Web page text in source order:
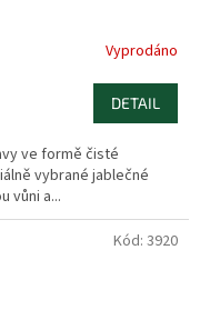
Vyprodáno
DETAIL
ve formě čisté
vybrané jablečné
vůni a...
Kód: 3920